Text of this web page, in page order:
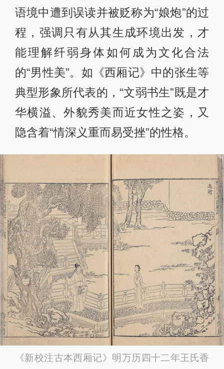
语境中遭到误读并被贬称为“娘炮”的过
程，强调只有从其生成环境出发，才
能理解纤弱身体如何成为文化合法
的“男性美”。如《西厢记》中的张生等
典型形象所代表的，“文弱书生”既是才
华横溢、外貌秀美而近女性之姿，又
隐含着“情深义重而易受挫”的性格。
《新校注古本西厢记》明万历四十二年王氏香